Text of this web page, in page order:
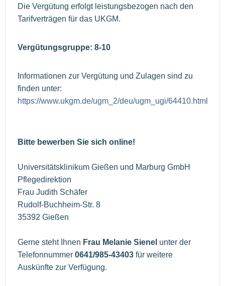
Die Vergütung erfolgt leistungsbezogen nach den
Tarifverträgen für das UKGM.
Vergütungsgruppe: 8-10
Informationen zur Vergütung und Zulagen sind zu
finden unter:
https://www.ukgm.de/ugm_2/deu/ugm_ugi/64410.html
Bitte bewerben Sie sich online!
Universitätsklinikum Gießen und Marburg GmbH
Pflegedirektion
Frau Judith Schäfer
Rudolf-Buchheim-Str. 8
35392 Gießen
Gerne steht Ihnen Frau Melanie Sienel unter der
Telefonnummer 0641/985-43403 für weitere
Auskünfte zur Verfügung.